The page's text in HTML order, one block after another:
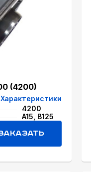
(4200)
Характеристики
4200
A15, B125